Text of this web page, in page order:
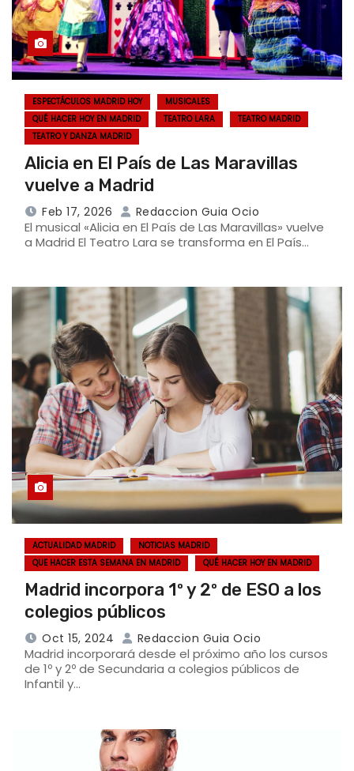
ESPECTÁCULOS MADRID HOY
MUSICALES
QUÉ HACER HOY EN MADRID
TEATRO LARA
TEATRO MADRID
TEATRO Y DANZA MADRID
Alicia en El País de Las Maravillas
vuelve a Madrid
Feb 17, 2026 Redaccion Guia Ocio
El musical «Alicia en El País de Las Maravillas» vuelve
a Madrid El Teatro Lara se transforma en El País…
ACTUALIDAD MADRID
NOTICIAS MADRID
QUE HACER ESTA SEMANA EN MADRID
QUÉ HACER HOY EN MADRID
Madrid incorpora 1º y 2º de ESO a los
colegios públicos
Oct 15, 2024 Redaccion Guia Ocio
Madrid incorporará desde el próximo año los cursos
de 1º y 2º de Secundaria a colegios públicos de
Infantil y…